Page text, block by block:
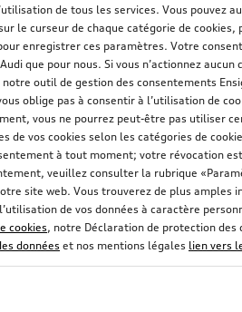
de tous les services. Vous pouvez
le curseur de chaque catégorie de cookies,
enregistrer ces paramètres. Votre
que pour nous. Si vous n’actionnez aucun
outil de gestion des consentements
oblige pas à consentir à l’utilisation de
vous ne pourrez peut-être pas utiliser
de vos cookies selon les catégories de
à tout moment; votre révocation
veuillez consulter la rubrique
site web. Vous trouverez de plus amples
de vos données à caractère
cookies, notre Déclaration de protection des
données et nos mentions légales lien vers